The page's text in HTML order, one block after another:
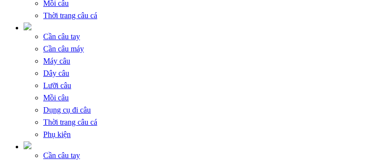
Mồi câu
Thời trang câu cá
Cần câu tay
Cần câu máy
Máy câu
Dây câu
Lưỡi câu
Mồi câu
Dụng cụ đi câu
Thời trang câu cá
Phụ kiện
Cần câu tay